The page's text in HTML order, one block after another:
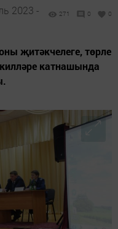
2023 -
271 0 0
җитәкчелеге, төрле
катнашында